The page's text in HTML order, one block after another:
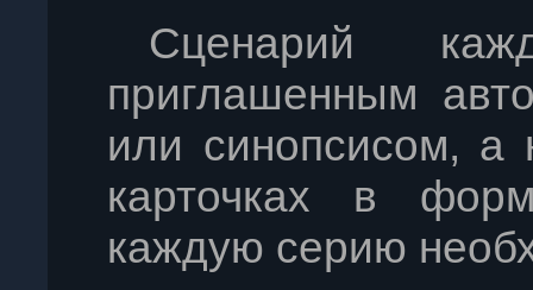
Сценарий
приглашенным
или синопсисом, а
карточках в
каждую серию